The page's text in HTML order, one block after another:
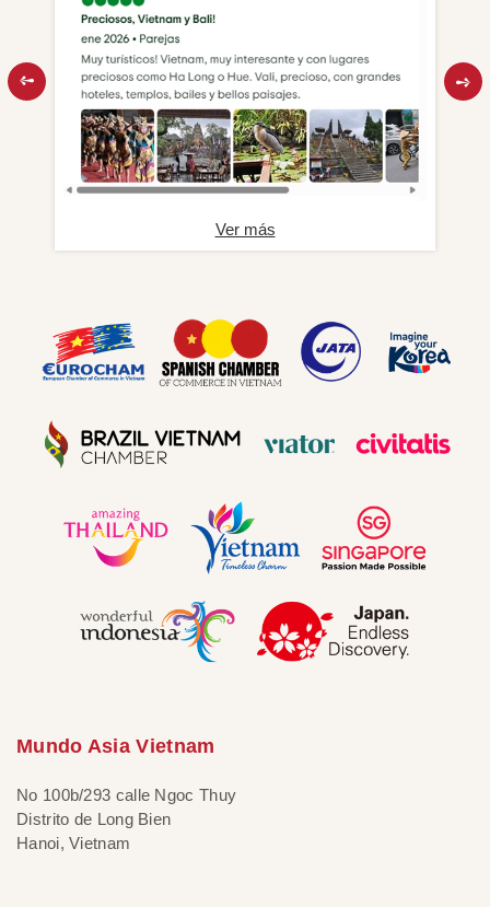
Ver más
Mundo Asia Vietnam
No 100b/293 calle Ngoc Thuy
Distrito de Long Bien
Hanoi, Vietnam